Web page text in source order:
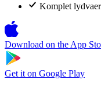
Komplet
Download on the App
Get it on Google Play